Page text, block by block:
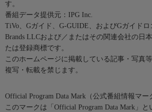
す。
番組データ提供元：IPG Inc.
TiVo、Gガイド、G-GUIDE、およびGガイド
Brands LLCおよび／またはその関連会社の日
たは登録商標です。
このホームページに掲載している記事・写真
複写・転載を禁じます。
Official Program Data Mark（公式番組情報マー
このマークは「Official Program Data Mark」